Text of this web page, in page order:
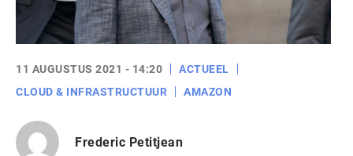
11 AUGUSTUS 2021 - 14:20
ACTUEEL
CLOUD & INFRASTRUCTUUR
AMAZON
Frederic Petitjean